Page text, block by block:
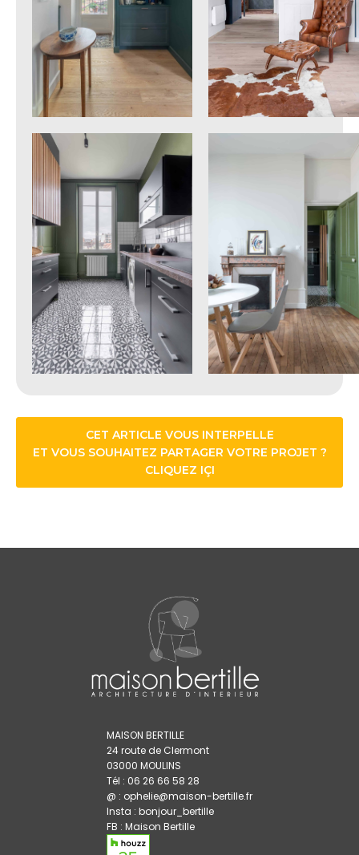
CET ARTICLE VOUS INTERPELLE
ET VOUS SOUHAITEZ PARTAGER VOTRE PROJET ?
CLIQUEZ IÇI
MAISON BERTILLE
24 route de Clermont
03000 MOULINS
Tél : 06 26 66 58 28
@ : ophelie@maison-bertille.fr
Insta : bonjour_bertille
FB : Maison Bertille